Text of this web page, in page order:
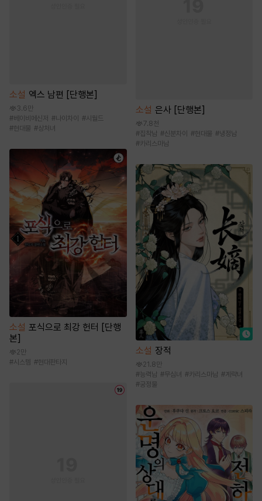
소설 엑스 남편 [단행본]
3.6만
#베이비메신저 #나이차이 #시월드
#현대물 #상처녀
소설 포식으로 최강 헌터 [단행
본]
2만
#시스템 #현대판타지
소설 은사 [단행본]
7.8천
#집착남 #신분차이 #현대물 #냉정남
#카리스마남
소설 장적
21.8만
#능력남 #무심녀 #카리스마남 #계략녀
#궁정물